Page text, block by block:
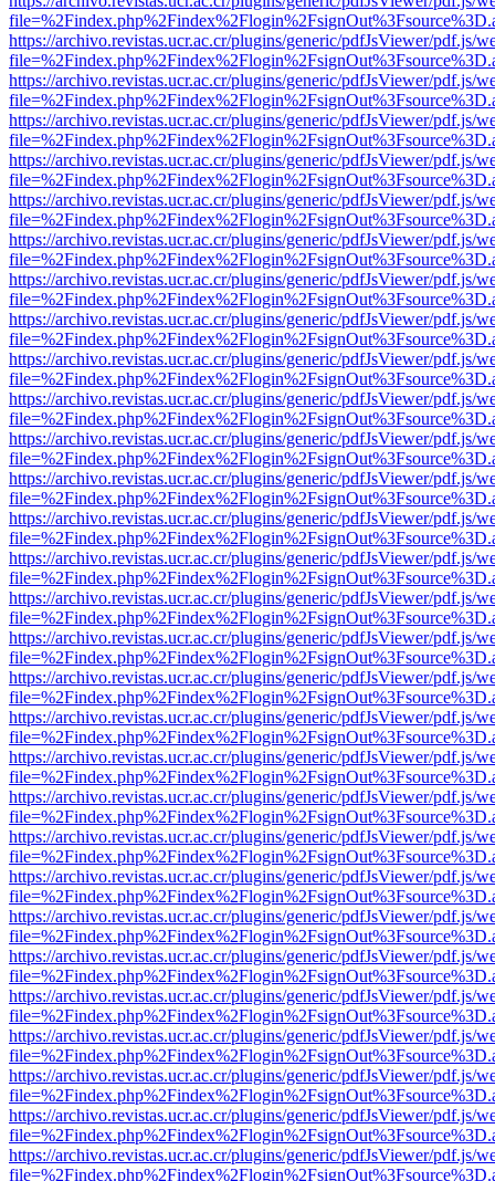
https://archivo.revistas.ucr.ac.cr/plugins/generic/pdfJsViewer/pdf.js/
https://archivo.revistas.ucr.ac.cr/plugins/generic/pdfJsViewer/pdf.js/
https://archivo.revistas.ucr.ac.cr/plugins/generic/pdfJsViewer/pdf.js/
https://archivo.revistas.ucr.ac.cr/plugins/generic/pdfJsViewer/pdf.js/
https://archivo.revistas.ucr.ac.cr/plugins/generic/pdfJsViewer/pdf.js/
https://archivo.revistas.ucr.ac.cr/plugins/generic/pdfJsViewer/pdf.js/
https://archivo.revistas.ucr.ac.cr/plugins/generic/pdfJsViewer/pdf.js/
https://archivo.revistas.ucr.ac.cr/plugins/generic/pdfJsViewer/pdf.js/
https://archivo.revistas.ucr.ac.cr/plugins/generic/pdfJsViewer/pdf.js/
https://archivo.revistas.ucr.ac.cr/plugins/generic/pdfJsViewer/pdf.js/
https://archivo.revistas.ucr.ac.cr/plugins/generic/pdfJsViewer/pdf.js/
https://archivo.revistas.ucr.ac.cr/plugins/generic/pdfJsViewer/pdf.js/
https://archivo.revistas.ucr.ac.cr/plugins/generic/pdfJsViewer/pdf.js/
https://archivo.revistas.ucr.ac.cr/plugins/generic/pdfJsViewer/pdf.js/
https://archivo.revistas.ucr.ac.cr/plugins/generic/pdfJsViewer/pdf.js/
https://archivo.revistas.ucr.ac.cr/plugins/generic/pdfJsViewer/pdf.js/
https://archivo.revistas.ucr.ac.cr/plugins/generic/pdfJsViewer/pdf.js/
https://archivo.revistas.ucr.ac.cr/plugins/generic/pdfJsViewer/pdf.js/
https://archivo.revistas.ucr.ac.cr/plugins/generic/pdfJsViewer/pdf.js/
https://archivo.revistas.ucr.ac.cr/plugins/generic/pdfJsViewer/pdf.js/
https://archivo.revistas.ucr.ac.cr/plugins/generic/pdfJsViewer/pdf.js/
https://archivo.revistas.ucr.ac.cr/plugins/generic/pdfJsViewer/pdf.js/
https://archivo.revistas.ucr.ac.cr/plugins/generic/pdfJsViewer/pdf.js/
https://archivo.revistas.ucr.ac.cr/plugins/generic/pdfJsViewer/pdf.js/
https://archivo.revistas.ucr.ac.cr/plugins/generic/pdfJsViewer/pdf.js/
https://archivo.revistas.ucr.ac.cr/plugins/generic/pdfJsViewer/pdf.js/
https://archivo.revistas.ucr.ac.cr/plugins/generic/pdfJsViewer/pdf.js/
https://archivo.revistas.ucr.ac.cr/plugins/generic/pdfJsViewer/pdf.js/
https://archivo.revistas.ucr.ac.cr/plugins/generic/pdfJsViewer/pdf.js/